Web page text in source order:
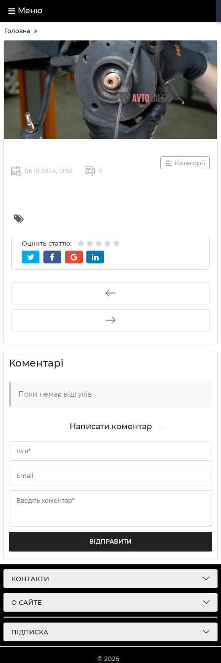
Меню
Головна
Категорії
06 10 2024, 19:52 0
Оцініть статтю:
Коментарі
Поки немає відгуків
Написати коментар
Ім'я*
Email
Введіть коментар*
ВІДПРАВИТИ
КОНТАКТИ
О САЙТЕ
ПІДПИСКА
© 2026